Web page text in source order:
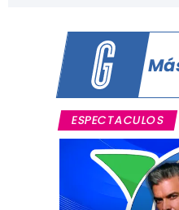
ESPECTACULOS